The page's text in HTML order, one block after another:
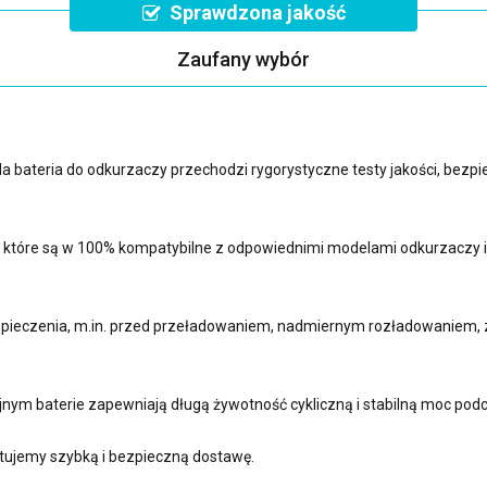
Sprawdzona jakość
Zaufany wybór
bateria do odkurzaczy przechodzi rygorystyczne testy jakości,
są w 100% kompatybilne z odpowiednimi modelami
m.in. przed przeładowaniem, nadmiernym
baterie zapewniają długą żywotność cykliczną i stabilną moc
szybką i bezpieczną dostawę.